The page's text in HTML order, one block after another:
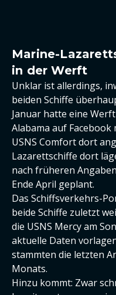
Marine-
in der Werft
Unklar ist allerdings,
beiden Schiffe
Januar hatte eine
Alabama auf
USNS Comfort dort
Lazarettschiffe dort
nach früheren
Ende April geplant.
Das Schiffsverkehrs-
beide Schiffe zuletzt
die USNS Mercy am
aktuelle Daten
stammten die letzten
Monats.
Hinzu kommt: Zwar